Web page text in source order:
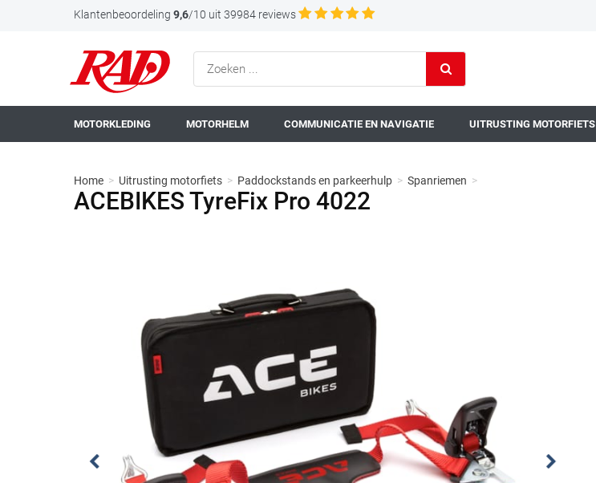
Klantenbeoordeling 9,6/10 uit 39984 reviews
MOTORKLEDING MOTORHELM COMMUNICATIE EN NAVIGATIE UITRUSTING MOTORFIETS
Home > Uitrusting motorfiets > Paddockstands en parkeerhulp > Spanriemen >
ACEBIKES TyreFix Pro 4022